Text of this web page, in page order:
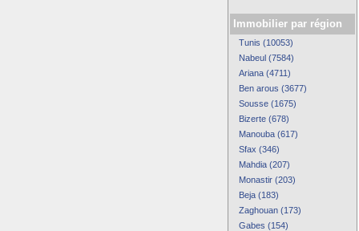
Immobilier par région
Tunis (10053)
Nabeul (7584)
Ariana (4711)
Ben arous (3677)
Sousse (1675)
Bizerte (678)
Manouba (617)
Sfax (346)
Mahdia (207)
Monastir (203)
Beja (183)
Zaghouan (173)
Gabes (154)